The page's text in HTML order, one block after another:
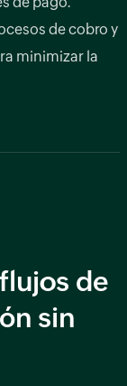
de cobro y
minimizar la
de
sin